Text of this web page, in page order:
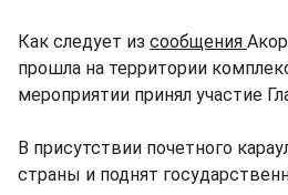
Как следует из сообщения
прошла на территории
мероприятии принял участие
В присутствии почетного
страны и поднят